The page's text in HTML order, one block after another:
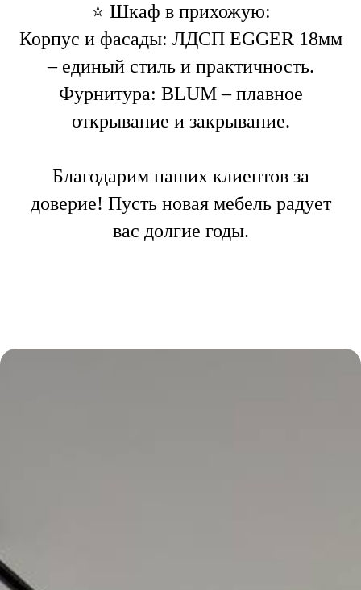
⭐️ Шкаф в прихожую:
Корпус и фасады: ЛДСП EGGER 18мм
– единый стиль и практичность.
Фурнитура: BLUM – плавное
открывание и закрывание.
Благодарим наших клиентов за
доверие! Пусть новая мебель радует
вас долгие годы.